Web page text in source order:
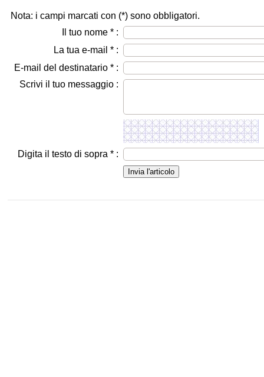
Nota: i campi marcati con (*) sono obbligatori.
Il tuo nome * :
La tua e-mail * :
E-mail del destinatario * :
Scrivi il tuo messaggio :
Digita il testo di sopra * :